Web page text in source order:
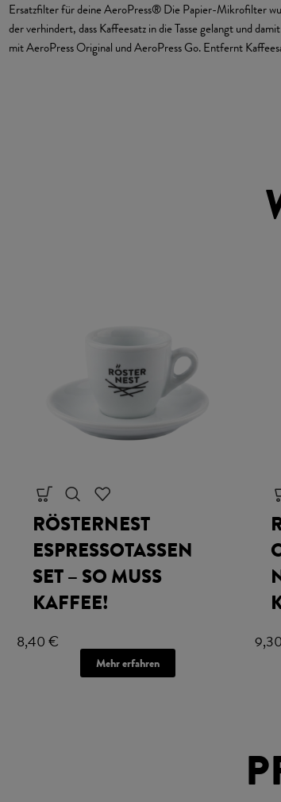
Ersatzfilter für deine AeroPress® Die Papier-Mikrofilter
der verhindert, dass Kaffeesatz in die Tasse gelangt und
mit AeroPress Original und AeroPress Go. Entfernt
RÖSTERNEST
ESPRESSOTASSEN
SET – SO MUSS
KAFFEE!
8,40€
Mehr erfahren
9,30